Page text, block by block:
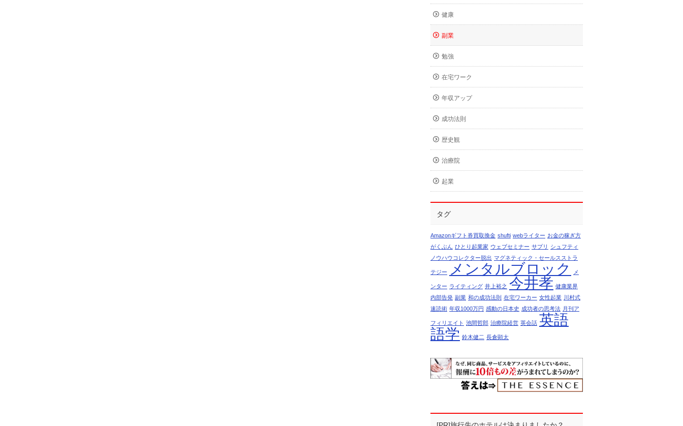
健康
副業
勉強
在宅ワーク
年収アップ
成功法則
歴史観
治療院
起業
タグ
Amazonギフト券買取換金 shufti webライター お金の稼ぎ方
がくぶん ひとり起業家 ウェブセミナー サプリ
シュフティ
ノウハウコレクター脱出 マグネティック・セールスストラ
テジー メンタルブロック メ
ンター ライティング 井上裕之 今井孝 健康業界
内部告発 副業 和の成功法則 在宅ワーカー 女性起業 川村式
速読術 年収1000万円 感動の日本史 成功者の思考法 月刊ア
フィリエイト 池間哲郎 治療院経営 英会話 英語
語学 鈴木健二 長倉顕太